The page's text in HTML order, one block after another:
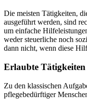
Die meisten Tätigkeiten,
ausgeführt werden, sind
um einfache
weder steuerliche noch
dann nicht, wenn diese
Erlaubte
Zu den klassischen
pflegebedürftiger